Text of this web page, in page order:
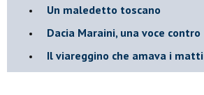
​Un maledetto toscano
​Dacia Maraini, una voce contro
​Il viareggino che amava i matti